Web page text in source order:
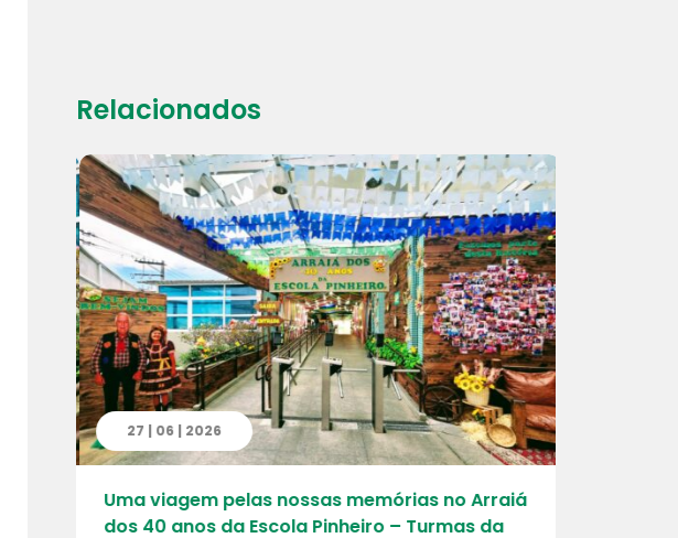
Relacionados
27 | 06 | 2026
Uma viagem pelas nossas memórias no Arraiá
dos 40 anos da Escola Pinheiro – Turmas da